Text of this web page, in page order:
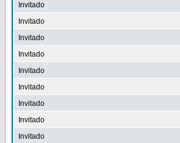
Invitado
Invitado
Invitado
Invitado
Invitado
Invitado
Invitado
Invitado
Invitado